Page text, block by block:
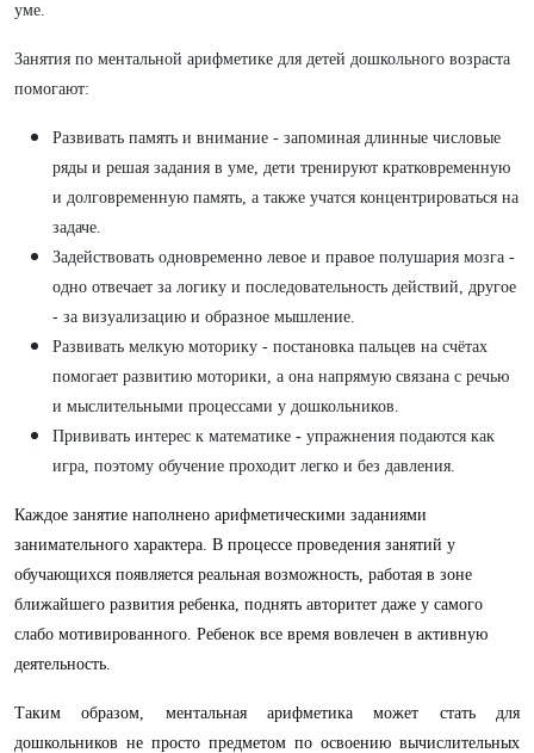
уме.
Занятия по ментальной арифметике для детей дошкольного возраста
помогают:
Развивать память и внимание - запоминая длинные числовые
ряды и решая задания в уме, дети тренируют кратковременную
и долговременную память, а также учатся концентрироваться на
задаче.
Задействовать одновременно левое и правое полушария мозга -
одно отвечает за логику и последовательность действий, другое
- за визуализацию и образное мышление.
Развивать мелкую моторику - постановка пальцев на счётах
помогает развитию моторики, а она напрямую связана с речью
и мыслительными процессами у дошкольников.
Прививать интерес к математике - упражнения подаются как
игра, поэтому обучение проходит легко и без давления.
Каждое занятие наполнено арифметическими заданиями
занимательного характера. В процессе проведения занятий у
обучающихся появляется реальная возможность, работая в зоне
ближайшего развития ребенка, поднять авторитет даже у самого
слабо мотивированного. Ребенок все время вовлечен в активную
деятельность.
Таким образом, ментальная арифметика может стать для
дошкольников не просто предметом по освоению вычислительных